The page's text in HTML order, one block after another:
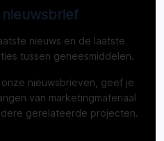
nieuws en de laatste
tussen geneesmiddelen.
nieuwsbrieven, geef je
van marketingmateriaal
gerelateerde projecten.